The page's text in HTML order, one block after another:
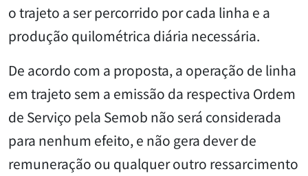
o trajeto a ser percorrido por cada linha e a
produção quilométrica diária necessária.
De acordo com a proposta, a operação de linha
em trajeto sem a emissão da respectiva Ordem
de Serviço pela Semob não será considerada
para nenhum efeito, e não gera dever de
remuneração ou qualquer outro ressarcimento